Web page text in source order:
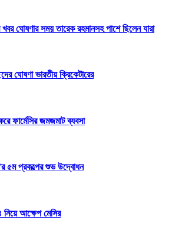
ঘোষণার সময় তারেক রহমানসহ পাশে ছিলেন যারা
ঘোষণা ভারতীয় ক্রিকেটারের
ফার্মেসির জমজমাট ব্যবসা
৫ম প্রকল্পের শুভ উদ্বোধন
আক্ষেপ মেসির